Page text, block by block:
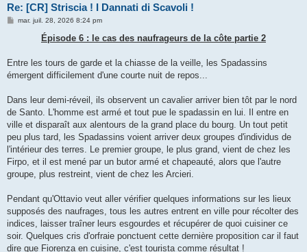
Re: [CR] Striscia ! I Dannati di Scavoli !
M
g
mar. juil. 28, 2026 8:24 pm
Épisode 6 : le cas des naufrageurs de la côte partie 2
Entre les tours de garde et la chiasse de la veille, les Spadassins
émergent difficilement d'une courte nuit de repos...
Dans leur demi-réveil, ils observent un cavalier arriver bien tôt par le nord
de Santo. L'homme est armé et tout pue le spadassin en lui. Il entre en
ville et disparaît aux alentours de la grand place du bourg. Un tout petit
peu plus tard, les Spadassins voient arriver deux groupes d'individus de
l'intérieur des terres. Le premier groupe, le plus grand, vient de chez les
Firpo, et il est mené par un butor armé et chapeauté, alors que l'autre
groupe, plus restreint, vient de chez les Arcieri.
Pendant qu'Ottavio veut aller vérifier quelques informations sur les lieux
supposés des naufrages, tous les autres entrent en ville pour récolter des
indices, laisser traîner leurs esgourdes et récupérer de quoi cuisiner ce
soir. Quelques cris d'orfraie ponctuent cette dernière proposition car il faut
dire que Fiorenza en cuisine, c'est tourista comme résultat !